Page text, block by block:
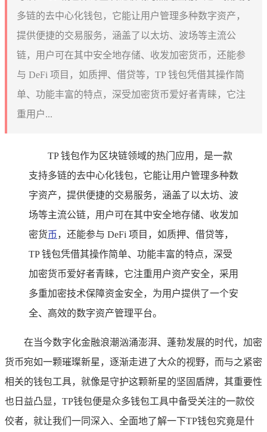
多链的去中心化钱包，它能让用户管理多种数字资产，
提供便捷的交易服务，涵盖了以太坊、波场等主流公
链，用户可在其中安全地存储、收发加密货币，还能参
与 DeFi 项目，如质押、借贷等，TP 钱包凭借其操作简
单、功能丰富的特点，深受加密货币爱好者青睐，它注
重用户...
TP 钱包作为区块链领域的热门应用，是一款
支持多链的去中心化钱包，它能让用户管理多种数
字资产，提供便捷的交易服务，涵盖了以太坊、波
场等主流公链，用户可在其中安全地存储、收发加
密货币 ，还能参与 DeFi 项目，如质押、借贷等，
TP 钱包凭借其操作简单、功能丰富的特点，深受
加密货币爱好者青睐，它注重用户资产安全，采用
多重加密技术保障资金安全，为用户提供了一个安
全、高效的数字资产管理平台。
在当今数字化金融浪潮汹涌澎湃、蓬勃发展的时代，加密
货币宛如一颗璀璨新星，逐渐走进了大众的视野，而与之紧密
相关的钱包工具，就像是守护这颗新星的坚固盾牌，其重要性
也日益凸显，TP钱包便是众多钱包工具中备受关注的一款佼
佼者，就让我们一同深入、全面地了解一下TP钱包究竟是什